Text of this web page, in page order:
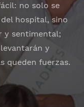
no solo se
hospital, sino
y sentimental;
y
queden fuerzas.